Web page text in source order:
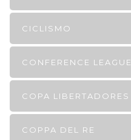
CICLISMO
CONFERENCE LEAGUE
COPA LIBERTADORES
COPPA DEL RE